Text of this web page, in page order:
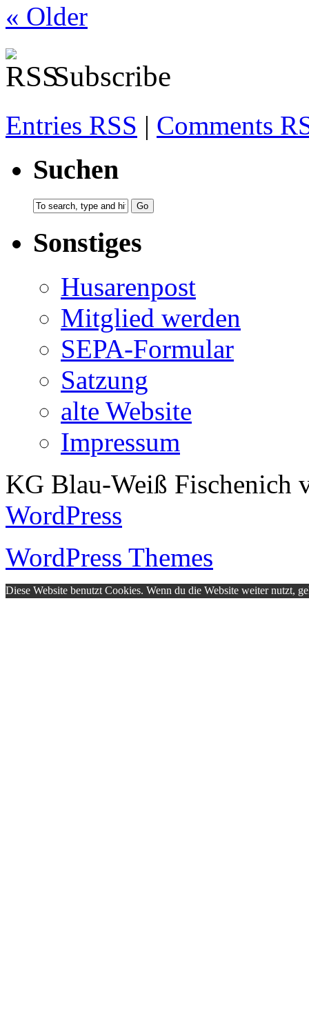
« Older
Subscribe
Entries RSS | Comments
Suchen
Sonstiges
Husarenpost
Mitglied werden
SEPA-Formular
Satzung
alte Website
Impressum
KG Blau-Weiß Fischenich
WordPress
WordPress Themes
Diese Website benutzt Cookies. Wenn du die Website weiter nutzt,